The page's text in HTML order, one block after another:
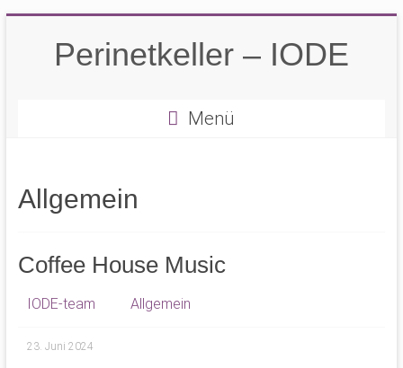
Perinetkeller – IODE
Menü
Allgemein
Coffee House Music
IODE-team Allgemein
23. Juni 2024